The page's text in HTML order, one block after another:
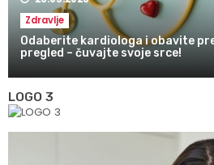
Zdravlje
Odaberite kardiologa i obavite
pregled – čuvajte svoje srce!
LOGO 3